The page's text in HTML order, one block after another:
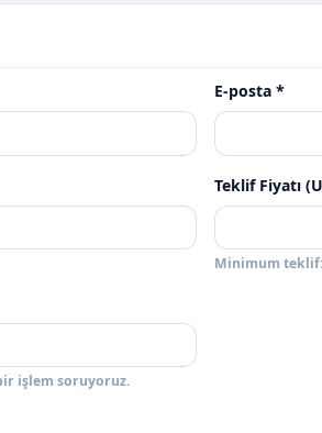
E-posta *
Teklif Fiyatı
Minimum teklif:
işlem soruyoruz.
399.si Teklif